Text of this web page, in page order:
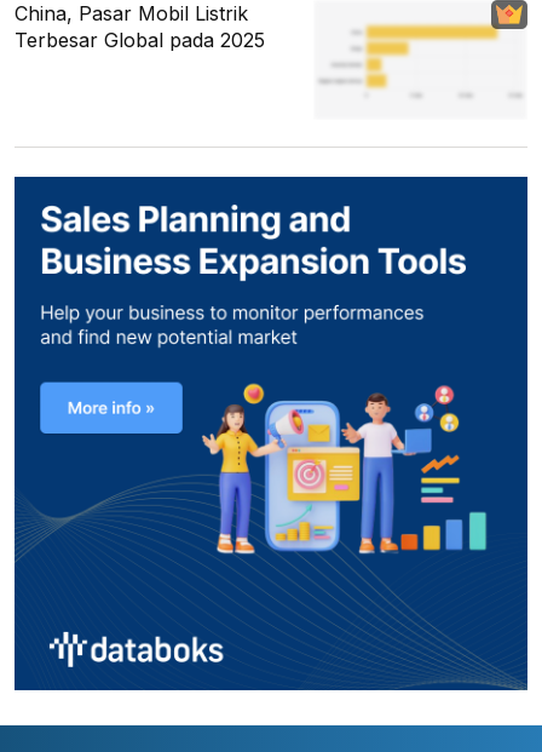
China, Pasar Mobil Listrik
Terbesar Global pada 2025